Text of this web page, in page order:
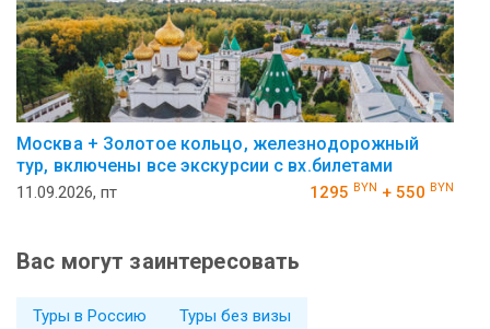
Москва + Золотое кольцо, железнодорожный
тур, включены все экскурсии с вх.билетами
11.09.2026, пт 1295 BYN + 550 BYN
Вас могут заинтересовать
Туры в Россию
Туры без визы